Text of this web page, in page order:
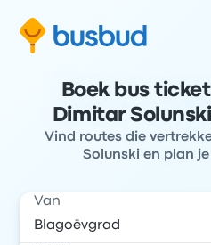
Boek bus
Dimitar
Vind routes die
Solunski en plan
Van